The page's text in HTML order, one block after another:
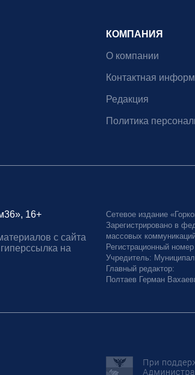
КОМПАНИЯ
О компании
Контактная
Редакция
Политика
16+
с сайта
на
Сетевое издание
Зарегистрировано в
массовых
Регистрационный
Учредитель:
Главный редактор:
Полтаев Герман